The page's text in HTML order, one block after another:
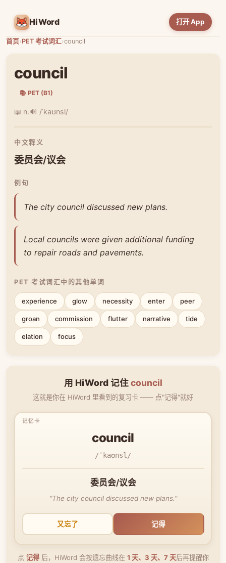
HiWord 打开 App
首页›PET 考试词汇›council
council
📚 PET (B1)
📖 n.🔊 /ˈkaʊnsl/
中文释义
委员会/议会
例句
The city council discussed new plans.
Local councils were given additional funding
to repair roads and pavements.
PET 考试词汇中的其他单词
experience glow necessity enter peer
groan commission flutter narrative tide
elation focus
用 HiWord 记住council
这就是你在 HiWord 里看到的复习卡 —— 点"记得"就好
council
/ˈkaʊnsl/
委员会/议会
"The city council discussed new plans."
又忘了 记得
点 记得后，HiWord 会按遗忘曲线在 1 天、3 天、7 天后再提醒你